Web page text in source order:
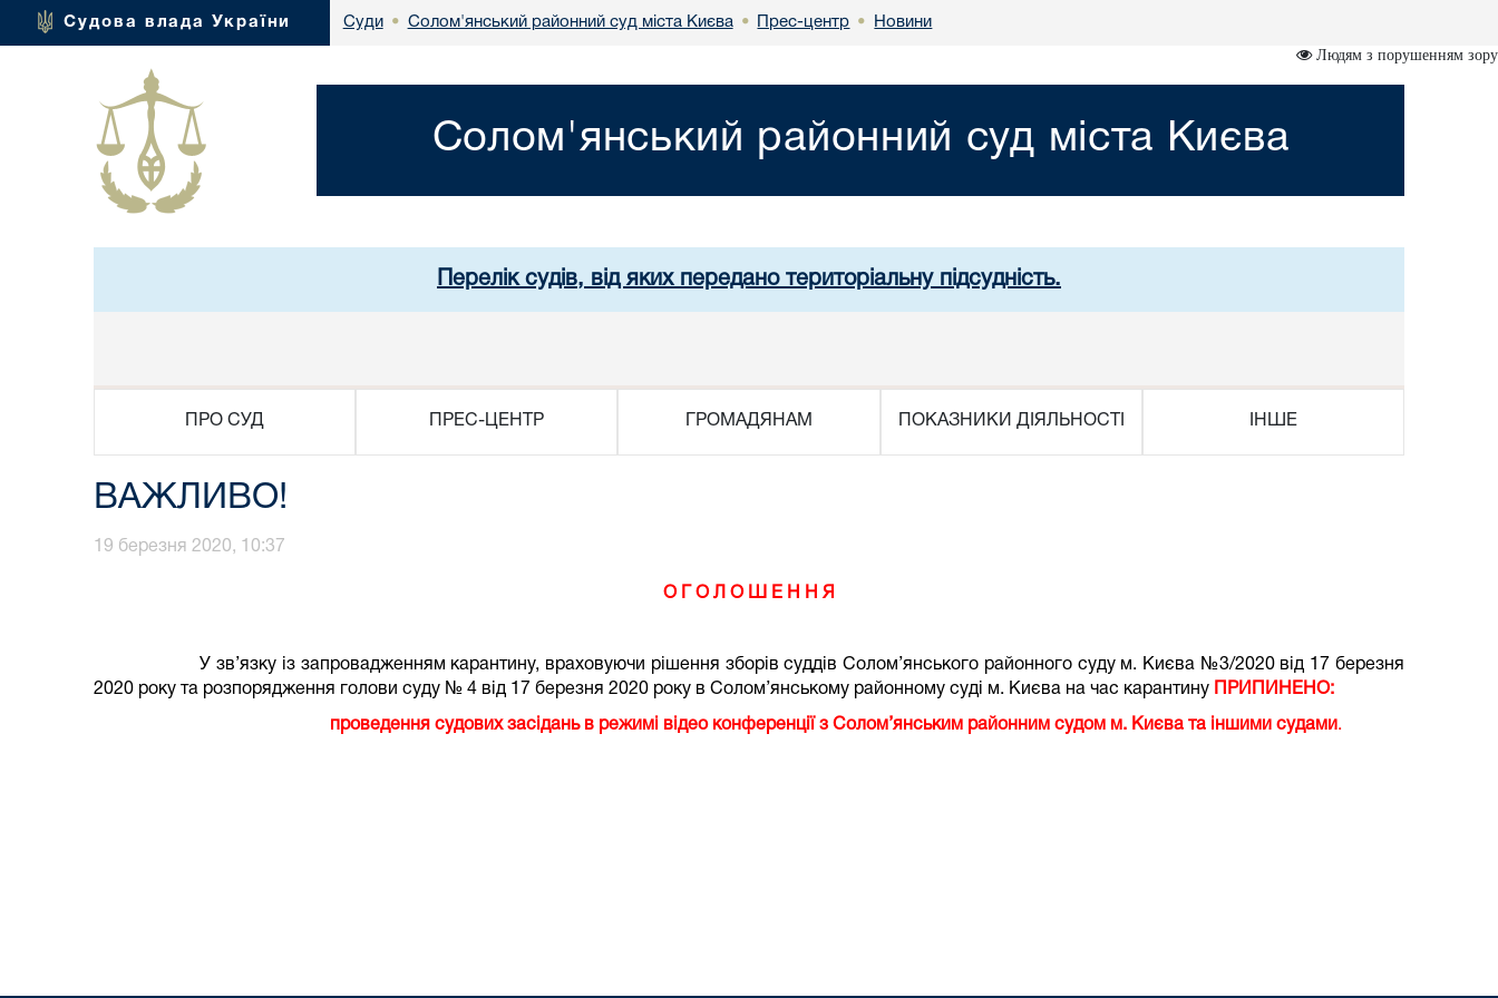
Судова влада України Суди • Солом'янський районний суд міста Києва • Прес-центр • Новини
Людям з порушенням зору
Солом'янський районний суд міста Києва
Перелік судів, від яких передано територіальну підсудність.
ПРО СУД ПРЕС-ЦЕНТР ГРОМАДЯНАМ ПОКАЗНИКИ ДІЯЛЬНОСТІ ІНШЕ
ВАЖЛИВО!
19 березня 2020, 10:37
О Г О Л О Ш Е Н Н Я
У зв’язку із запровадженням карантину, враховуючи рішення зборів суддів Солом’янського районного суду м. Києва №3/2020 від 17 березня
2020 року та розпорядження голови суду № 4 від 17 березня 2020 року в Солом’янському районному суді м. Києва на час карантину ПРИПИНЕНО:
проведення судових засідань в режимі відео конференції з Солом’янським районним судом м. Києва та іншими судами.